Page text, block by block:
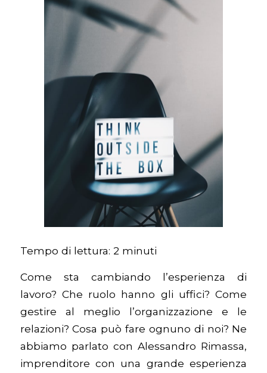
Tempo di lettura: 2 minuti
Come sta cambiando l’esperienza di
lavoro? Che ruolo hanno gli uffici? Come
gestire al meglio l’organizzazione e le
relazioni? Cosa può fare ognuno di noi? Ne
abbiamo parlato con Alessandro Rimassa,
imprenditore con una grande esperienza